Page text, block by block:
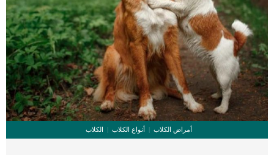
أمراض الكلاب أنواع الكلاب الكلاب